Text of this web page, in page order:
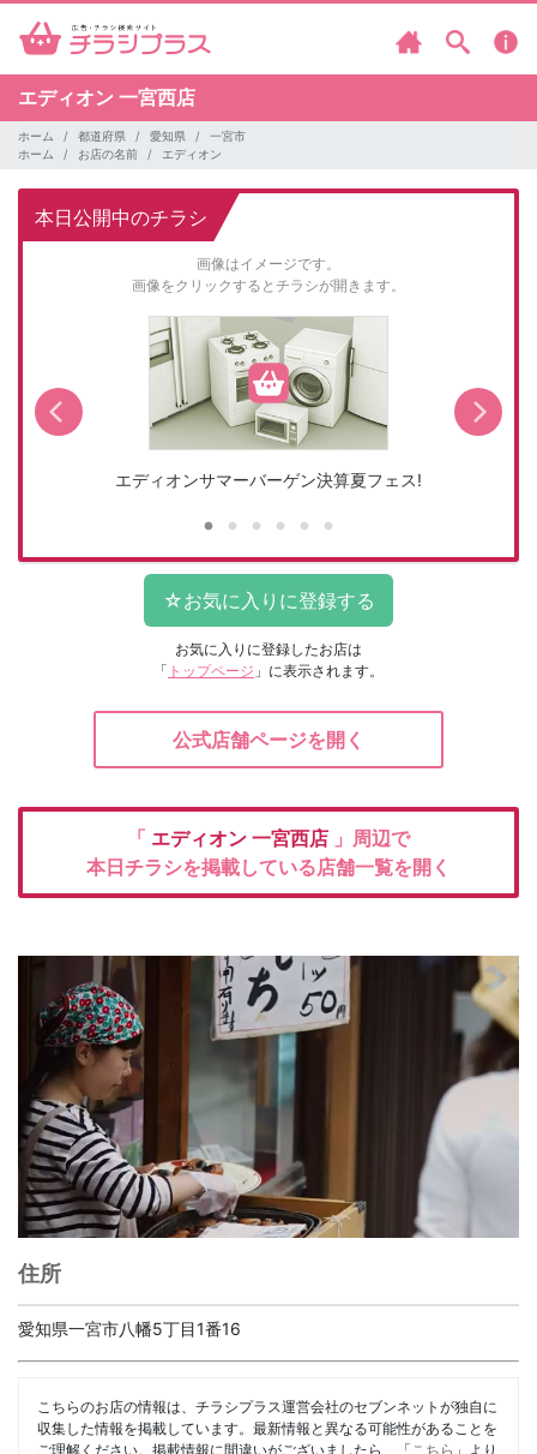
エディオン 一宮西店
ホーム 都道府県 愛知県
一宮市
ホーム
お店の名前 エディオン
本日公開中のチラシ
画像はイメージです。
画像をクリックするとチラシが開きます。
エディオンサマーバーゲン決算夏フェス!
お気に入りに登録したお店は
「 トップページ 」に表示されます。
公式店舗ページを開く
「 エディオン 一宮西店 」周辺で
本日チラシを掲載している店舗一覧を開く
住所
愛知県一宮市八幡5丁目1番16
こちらのお店の情報は、チラシプラス運営会社のセブンネットが独自に
収集した情報を掲載しています。最新情報と異なる可能性があることを
ご理解ください。掲載情報に間違いがございましたら、「 こちら 」より